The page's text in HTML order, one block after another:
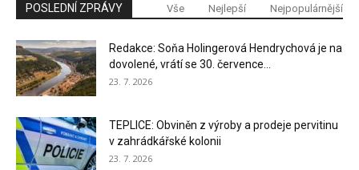
POSLEDNÍ ZPRÁVY Vše Nejlepší Nejpopulárnější
Redakce: Soňa Holingerová Hendrychová je na
dovolené, vrátí se 30. července...
23. 7. 2026
TEPLICE: Obviněn z výroby a prodeje pervitinu
v zahrádkářské kolonii
23. 7. 2026